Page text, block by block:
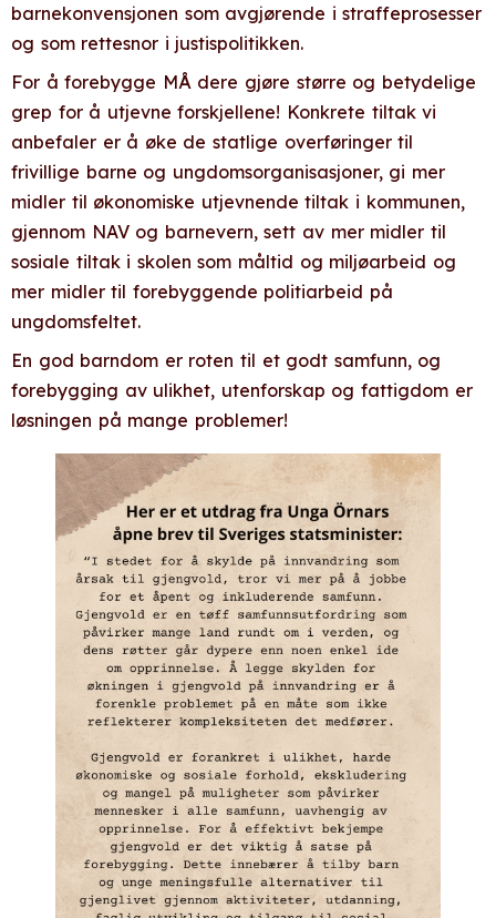
barnekonvensjonen som avgjørende i straffeprosesser
og som rettesnor i justispolitikken.
For å forebygge MÅ dere gjøre større og betydelige
grep for å utjevne forskjellene! Konkrete tiltak vi
anbefaler er å øke de statlige overføringer til
frivillige barne og ungdomsorganisasjoner, gi mer
midler til økonomiske utjevnende tiltak i kommunen,
gjennom NAV og barnevern, sett av mer midler til
sosiale tiltak i skolen som måltid og miljøarbeid og
mer midler til forebyggende politiarbeid på
ungdomsfeltet.
En god barndom er roten til et godt samfunn, og
forebygging av ulikhet, utenforskap og fattigdom er
løsningen på mange problemer!